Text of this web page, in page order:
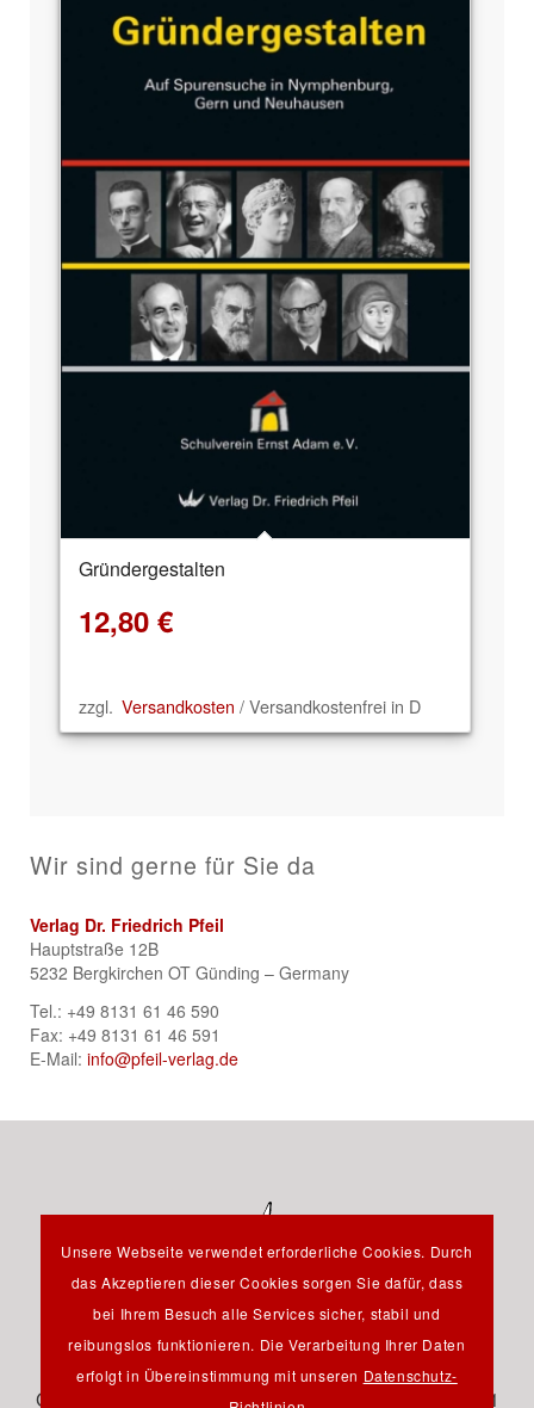
Gründergestalten
12,80 €
zzgl. Versandkosten / Versandkostenfrei in D
Wir sind gerne für Sie da
Verlag Dr. Friedrich Pfeil
Hauptstraße 12B
5232 Bergkirchen OT Günding – Germany
Tel.: +49 8131 61 46 590
Fax: +49 8131 61 46 591
E-Mail: info@pfeil-verlag.de
Hauptstraße 12B - 85232 Bergkirchen OT Günding -
Germany - Tel.: +49 8131 61 46 590 - Fax: +49 8131 61
Unsere Webseite verwendet erforderliche Cookies. Durch
das Akzeptieren dieser Cookies sorgen Sie dafür, dass
bei Ihrem Besuch alle Services sicher, stabil und
reibungslos funktionieren. Die Verarbeitung Ihrer Daten
erfolgt in Übereinstimmung mit unseren Datenschutz-